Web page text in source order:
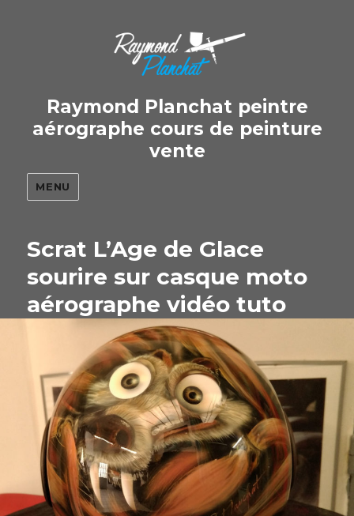
Raymond Planchat peintre
aérographe cours de peinture
vente
MENU
Scrat L’Age de Glace
sourire sur casque moto
aérographe vidéo tuto